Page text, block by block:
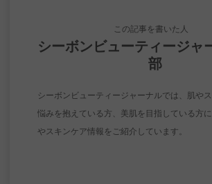
この記事を書いた人
シーボンビューティージャ
部
シーボンビューティージャーナルでは、肌や
悩みを抱えている方、美肌を目指している方
やスキンケア情報をご紹介しています。